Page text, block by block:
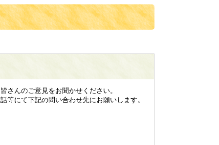
んのご意見をお聞かせください。
にて下記の問い合わせ先にお願いします。